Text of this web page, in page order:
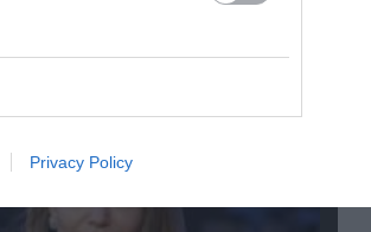
Privacy Policy
στον Θερινό Δημοτικό
| 10-16/8